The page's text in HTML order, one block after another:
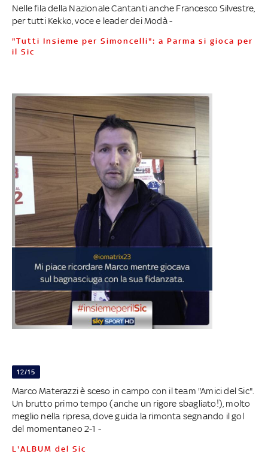
Nelle fila della Nazionale Cantanti anche Francesco Silvestre,
per tutti Kekko, voce e leader dei Modà -
"Tutti Insieme per Simoncelli": a Parma si gioca per
il Sic
12/15
Marco Materazzi è sceso in campo con il team "Amici del Sic".
Un brutto primo tempo (anche un rigore sbagliato!), molto
meglio nella ripresa, dove guida la rimonta segnando il gol
del momentaneo 2-1 -
L'ALBUM del Sic